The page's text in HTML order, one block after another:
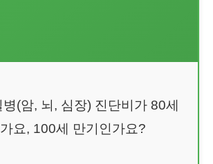
병(암, 뇌, 심장) 진단비가 80세
요, 100세 만기인가요?